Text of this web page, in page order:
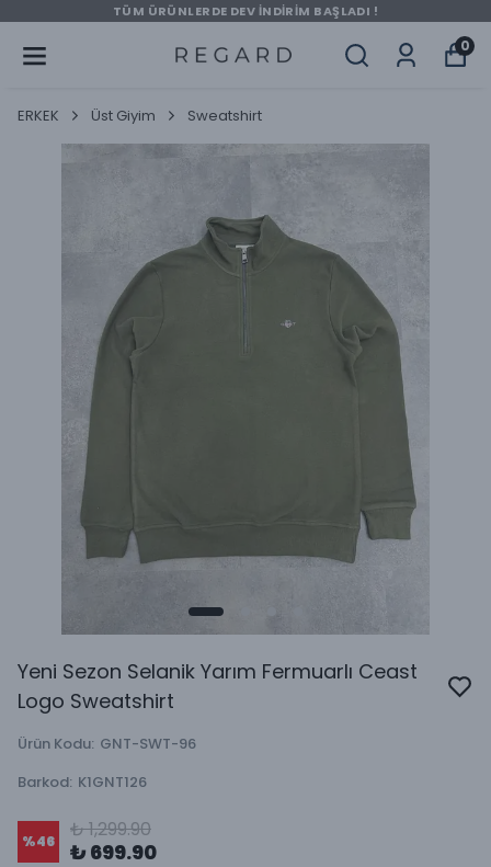
TÜM ÜRÜNLERDE DEV İNDİRİM BAŞLADI !
0
ERKEK Üst Giyim Sweatshirt
Yeni Sezon Selanik Yarım Fermuarlı Ceast
Logo Sweatshirt
Ürün Kodu: GNT-SWT-96
Barkod: K1GNT126
%46 ₺ 1,299.90
₺ 699.90